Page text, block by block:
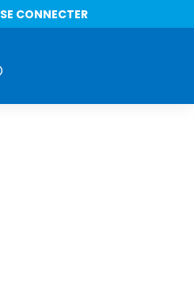
SE CONNECTER